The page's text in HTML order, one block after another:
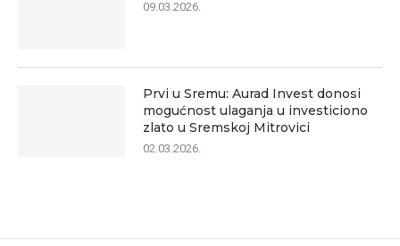
09.03.2026.
Prvi u Sremu: Aurad Invest donosi
mogućnost ulaganja u investiciono
zlato u Sremskoj Mitrovici
02.03.2026.